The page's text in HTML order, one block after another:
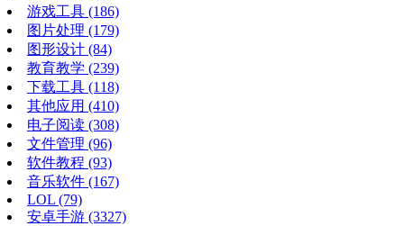
游戏工具 (186)
图片处理 (179)
图形设计 (84)
教育教学 (239)
下载工具 (118)
其他应用 (410)
电子阅读 (308)
文件管理 (96)
软件教程 (93)
音乐软件 (167)
LOL (79)
安卓手游 (3327)